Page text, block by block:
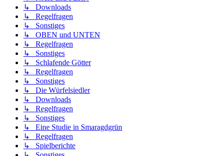
↳ Downloads
↳ Regelfragen
↳ Sonstiges
↳ OBEN und UNTEN
↳ Regelfragen
↳ Sonstiges
↳ Schlafende Götter
↳ Regelfragen
↳ Sonstiges
↳ Die Würfelsiedler
↳ Downloads
↳ Regelfragen
↳ Sonstiges
↳ Eine Studie in Smaragdgrün
↳ Regelfragen
↳ Spielberichte